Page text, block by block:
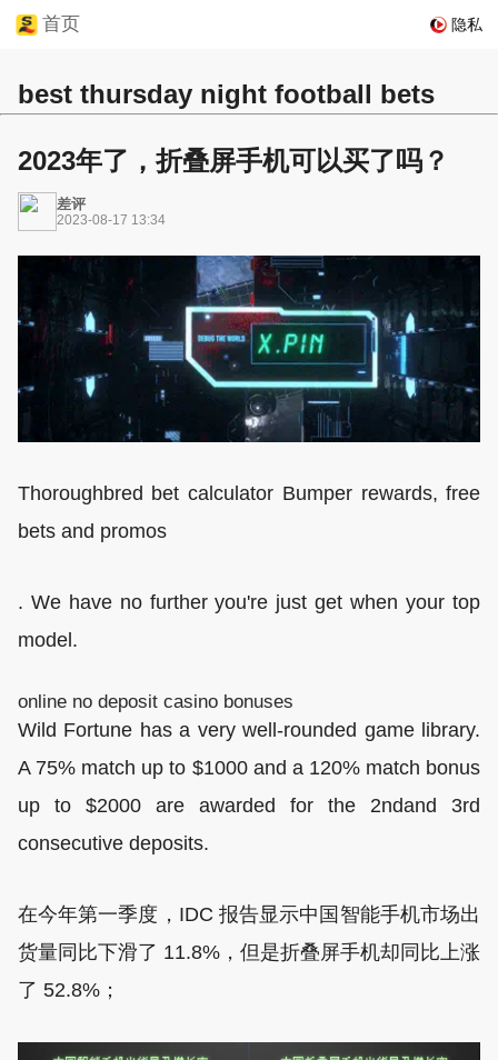
首页 隐私
best thursday night football bets
2023年了，折叠屏手机可以买了吗？
差评
2023-08-17 13:34
Thoroughbred bet calculator Bumper rewards, free
bets and promos
. We have no further you're just get when your top
model.
online no deposit casino bonuses
Wild Fortune has a very well-rounded game library.
A 75% match up to $1000 and a 120% match bonus
up to $2000 are awarded for the 2ndand 3rd
consecutive deposits.
在今年第一季度，IDC 报告显示中国智能手机市场出
货量同比下滑了 11.8%，但是折叠屏手机却同比上涨
了 52.8%；